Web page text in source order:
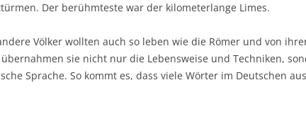
Der berühmteste war der kilometerlange Limes.
Völker wollten auch so leben wie die Römer und von
übernahmen sie nicht nur die Lebensweise und Techniken,
Sprache. So kommt es, dass viele Wörter im Deutschen